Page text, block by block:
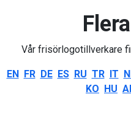
Vår frisörlogotillverkare
EN FR DE ES RU TR IT
KO HU